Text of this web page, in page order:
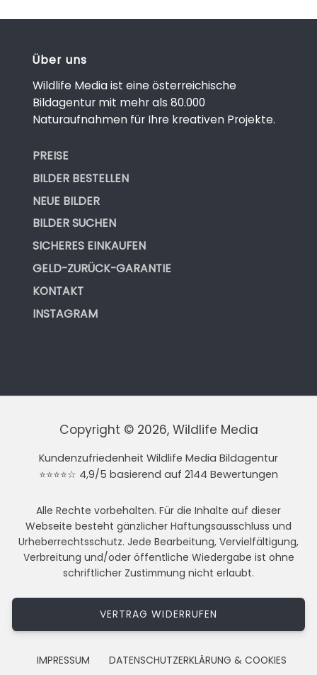
Über uns
Wildlife Media ist eine österreichische
Bildagentur mit mehr als 80.000
Naturaufnahmen für Ihre kreativen Projekte.
PREISE
BILDER BESTELLEN
NEUE BILDER
BILDER SUCHEN
SICHERES EINKAUFEN
GELD-ZURÜCK-GARANTIE
KONTAKT
INSTAGRAM
Copyright © 2026, Wildlife Media
Kundenzufriedenheit Wildlife Media Bildagentur
⭐⭐⭐⭐☆ 4,9/5 basierend auf 2144 Bewertungen
Alle Rechte vorbehalten. Für die Inhalte auf dieser
Webseite besteht gänzlicher Haftungsausschluss und
Urheberrechtsschutz. Jede Bearbeitung, Vervielfältigung,
Verbreitung und/oder öffentliche Wiedergabe ist ohne
schriftlicher Zustimmung nicht erlaubt.
VERTRAG WIDERRUFEN
IMPRESSUM
DATENSCHUTZERKLÄRUNG & COOKIES